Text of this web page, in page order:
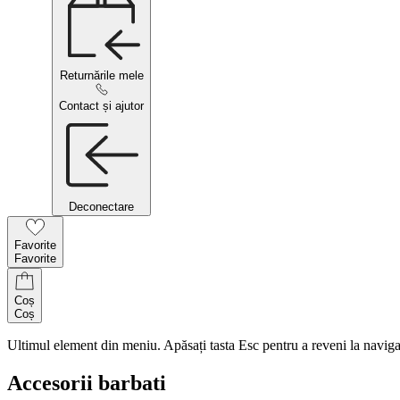
Returnările mele
Contact și ajutor
Deconectare
Favorite
Favorite
Coș
Coș
Ultimul element din meniu. Apăsați tasta Esc pentru a reveni la
Accesorii barbati